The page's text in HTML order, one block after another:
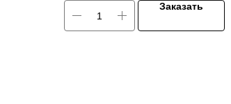
Заказать